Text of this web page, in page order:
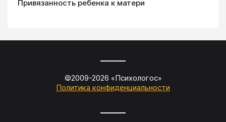
Привязанность ребенка к матери
©2009-2026 «Психологос»
Политика конфиденциальности